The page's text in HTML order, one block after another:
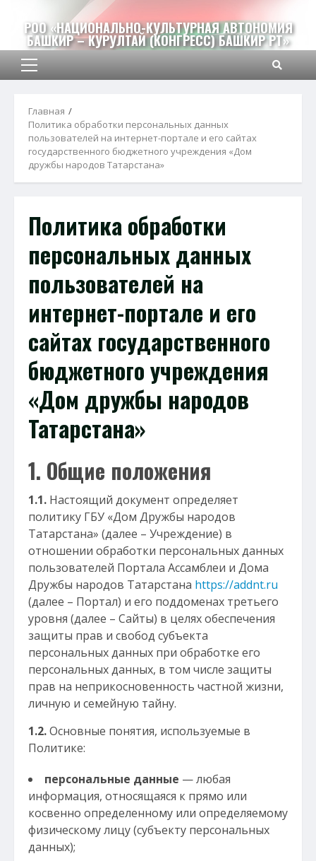
содержимому
РОО «НАЦИОНАЛЬНО-КУЛЬТУРНАЯ АВТОНОМИЯ
БАШКИР – КУРУЛТАЙ (КОНГРЕСС) БАШКИР РТ»
Основное
Главная
Политика обработки персональных данных
пользователей на интернет-портале и его сайтах
государственного бюджетного учреждения «Дом
дружбы народов Татарстана»
Политика обработки
персональных данных
пользователей на
интернет-портале и его
сайтах государственного
бюджетного учреждения
«Дом дружбы народов
Татарстана»
1. Общие положения
1.1. Настоящий документ определяет
политику ГБУ «Дом Дружбы народов
Татарстана» (далее – Учреждение) в
отношении обработки персональных данных
пользователей Портала Ассамблеи и Дома
Дружбы народов Татарстана https://addnt.ru
(далее – Портал) и его поддоменах третьего
уровня (далее – Сайты) в целях обеспечения
защиты прав и свобод субъекта
персональных данных при обработке его
персональных данных, в том числе защиты
прав на неприкосновенность частной жизни,
личную и семейную тайну.
1.2.Основные понятия, используемые в
Политике:
персональные данные — любая
информация, относящаяся к прямо или
косвенно определенному или определяемому
физическому лицу (субъекту персональных
данных);